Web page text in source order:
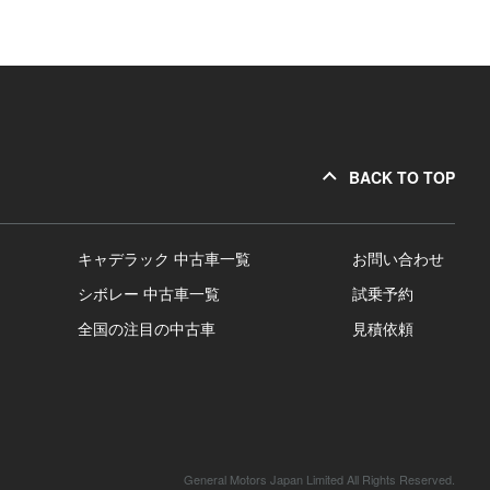
BACK TO TOP
キャデラック 中古車一覧
シボレー 中古車一覧
全国の注目の中古車
お問い合わせ
試乗予約
見積依頼
General Motors Japan Limited All Rights Reserved.